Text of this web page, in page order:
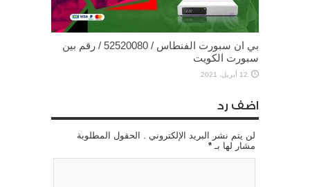
بي ان سبورت الفنطاس / 52520080 / رقم بين
سبورت الكويت
12 أبريل، 2021
اضف رد
لن يتم نشر البريد الإلكتروني . الحقول المطلوبة
مشار لها بـ *